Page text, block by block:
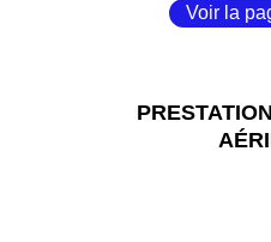
Voir la